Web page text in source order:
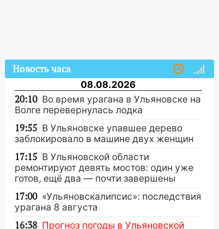
Новость часа
08.08.2026
20:10 Во время урагана в Ульяновске на
Волге перевернулась лодка
19:55 В Ульяновске упавшее дерево
заблокировало в машине двух женщин
17:15 В Ульяновской области
ремонтируют девять мостов: один уже
готов, ещё два — почти завершены
17:00 «Ульяновскалипсис»: последствия
урагана 8 августа
16:38 Прогноз погоды в Ульяновской